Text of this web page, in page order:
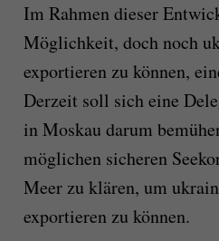
Im Rahmen dieser
Möglichkeit, doch noch
exportieren zu können,
Derzeit soll sich eine
in Moskau darum
möglichen sicheren
Meer zu klären, um
exportieren zu können.